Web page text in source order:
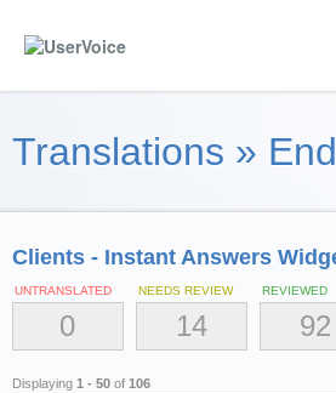
Translations »
Clients - Instant Answers
UNTRANSLATED
0
NEEDS REVIEW
14
REVIEWED
92
Displaying 1 - 50 of 106